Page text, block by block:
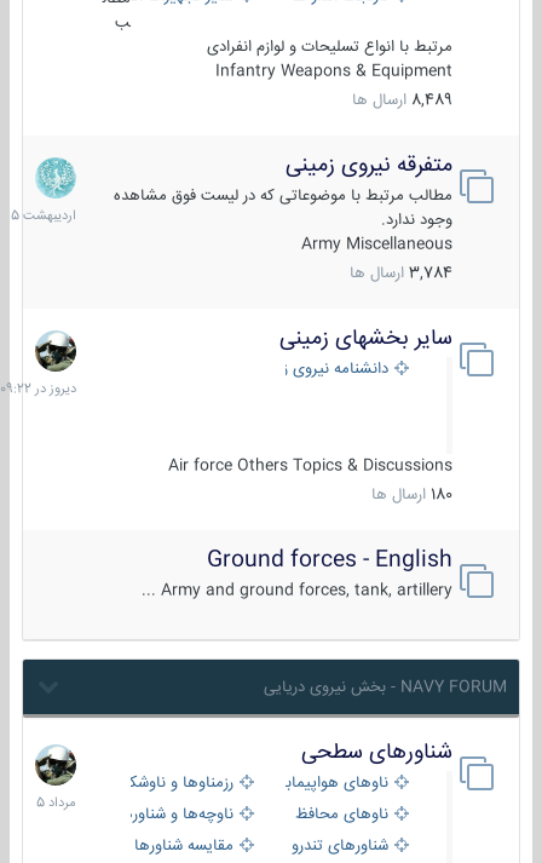
ب
مرتبط با انواع تسلیحات و لوازم انفرادی
Infantry Weapons & Equipment
8,489 ارسال ها
متفرقه نیروی زمینی
مطالب مرتبط با موضوعاتی که در لیست فوق مشاهده
وجود ندارد.
Army Miscellaneous
3,784 ارسال ها
27
1405
سایر بخشهای زمینی
دانشنامه نیروی زمینی
Air force Others Topics & Discussions
180 ارسال ها
دیروز
در
09:22
Ground forces - English
Army and ground forces, tank, artillery ...
NAVY FORUM - بخش نیروی دریایی
شناورهای سطحی
ناوهای هواپیمابر و بالگرد بررزمناوها و ناوشکن‌ها
ناوهای محافظ
ناوچه‌ها و شناورهای گشتی
شناورهای تندرو
مقایسه شناورها
2
مرداد
1405